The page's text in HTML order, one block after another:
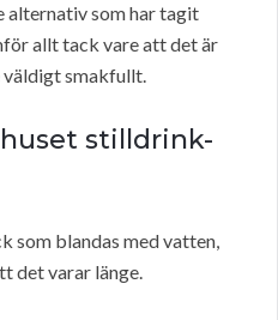
alternativ som har tagit
allt tack vare att det är
smakfullt.
stilldrink-
som blandas med vatten,
det varar länge.